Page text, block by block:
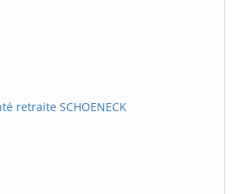
retraite SCHOENECK